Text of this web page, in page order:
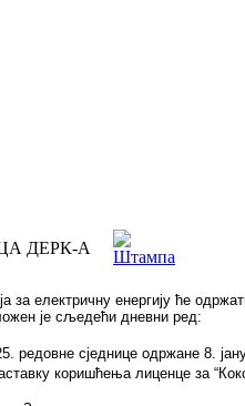
ДЕРК-А
зa eлeктричну eнeргиjу ћe
је сљедећи дневни ред:
редовне сједнице одржане 8.
коришћења лиценце за